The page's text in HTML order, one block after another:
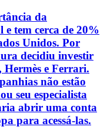
da
tem cerca de 20%
Unidos. Por
decidiu investir
Hermès e Ferrari.
não estão
seu especialista
abrir uma conta
para acessá-las.